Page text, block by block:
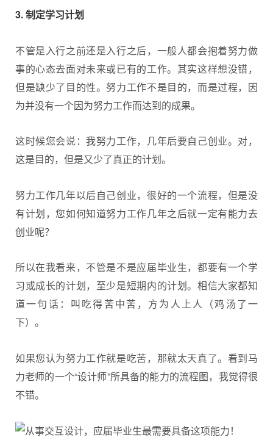
3. 制定学习计划
不管是入行之前还是入行之后，一般人都会抱着努力做
事的心态去面对未来或已有的工作。其实这样想没错，
但是缺少了目的性。努力工作不是目的，而是过程，因
为并没有一个因为努力工作而达到的成果。
这时候您会说：我努力工作，几年后要自己创业。对，
这是目的，但是又少了真正的计划。
努力工作几年以后自己创业，很好的一个流程，但是没
有计划，您如何知道努力工作几年之后就一定有能力去
创业呢？
所以在我看来，不管是不是应届毕业生，都要有一个学
习或成长的计划，至少是短期内的计划。相信大家都知
道一句话：叫吃得苦中苦，方为人上人（鸡汤了一
下）。
如果您认为努力工作就是吃苦，那就太天真了。看到马
力老师的一个“设计师”所具备的能力的流程图，我觉得很
不错。